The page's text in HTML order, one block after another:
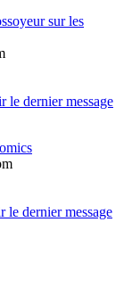
sur les
le dernier message
le dernier message